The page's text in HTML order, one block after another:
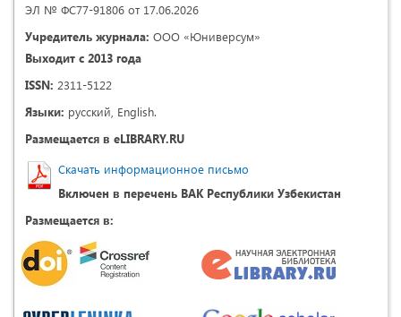
ЭЛ № ФС77-91806 от 17.06.2026
Учредитель журнала: ООО «Юниверсум»
Выходит с 2013 года
ISSN: 2311-5122
Языки: русский, English.
Размещается в eLIBRARY.RU
Скачать информационное письмо
Включен в перечень ВАК Республики Узбекистан
Размещается в: